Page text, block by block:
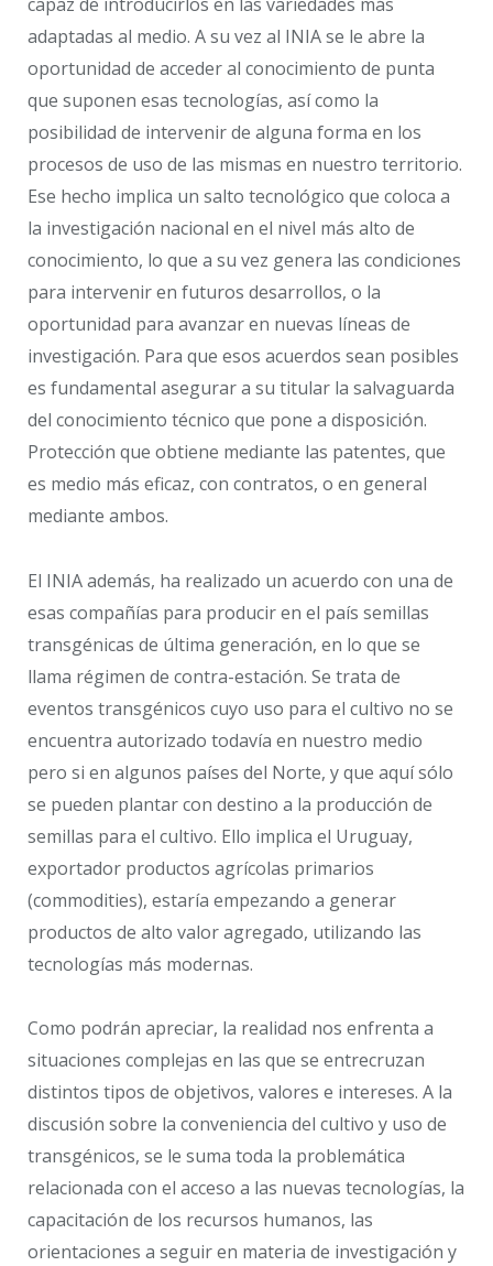
adaptadas al medio. A su vez al INIA se le abre la
oportunidad de acceder al conocimiento de punta
que suponen esas tecnologías, así como la
posibilidad de intervenir de alguna forma en los
procesos de uso de las mismas en nuestro territorio.
Ese hecho implica un salto tecnológico que coloca a
la investigación nacional en el nivel más alto de
conocimiento, lo que a su vez genera las condiciones
para intervenir en futuros desarrollos, o la
oportunidad para avanzar en nuevas líneas de
investigación. Para que esos acuerdos sean posibles
es fundamental asegurar a su titular la salvaguarda
del conocimiento técnico que pone a disposición.
Protección que obtiene mediante las patentes, que
es medio más eficaz, con contratos, o en general
mediante ambos.
El INIA además, ha realizado un acuerdo con una de
esas compañías para producir en el país semillas
transgénicas de última generación, en lo que se
llama régimen de contra-estación. Se trata de
eventos transgénicos cuyo uso para el cultivo no se
encuentra autorizado todavía en nuestro medio
pero si en algunos países del Norte, y que aquí sólo
se pueden plantar con destino a la producción de
semillas para el cultivo. Ello implica el Uruguay,
exportador productos agrícolas primarios
(commodities), estaría empezando a generar
productos de alto valor agregado, utilizando las
tecnologías más modernas.
Como podrán apreciar, la realidad nos enfrenta a
situaciones complejas en las que se entrecruzan
distintos tipos de objetivos, valores e intereses. A la
discusión sobre la conveniencia del cultivo y uso de
transgénicos, se le suma toda la problemática
relacionada con el acceso a las nuevas tecnologías, la
capacitación de los recursos humanos, las
orientaciones a seguir en materia de investigación y